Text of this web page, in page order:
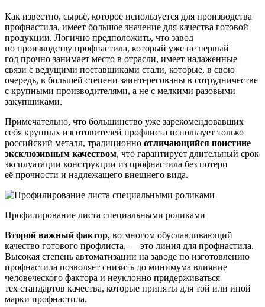
Как известно, сырьё, которое используется для производства
профнастила, имеет большое значение для качества готовой
продукции. Логично предположить, что завод
по производству профнастила, который уже не первый
год прочно занимает место в отрасли, имеет налаженные
связи с ведущими поставщиками стали, которые, в свою
очередь, в большей степени заинтересованы в сотрудничестве
с крупными производителями, а не с мелкими разовыми
закупщиками.
Примечательно, что большинство уже зарекомендовавших
себя крупных изготовителей профлиста использует только
российский металл, традиционно отличающийся поистине
эксклюзивным качеством, что гарантирует длительный срок
эксплуатации конструкции из профнастила без потери
её прочности и надлежащего внешнего вида.
Профилирование листа специальными роликами
Второй важный фактор, во многом обуславливающий
качество готового профлиста, — это линия для профнастила.
Высокая степень автоматизации на заводе по изготовлению
профнастила позволяет снизить до минимума влияние
человеческого фактора и неуклонно придерживаться
тех стандартов качества, которые приняты для той или иной
марки профнастила.